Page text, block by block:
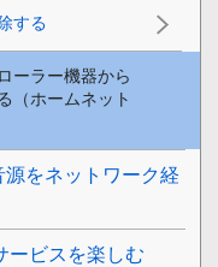
する
ーラー機器から
（ホームネット
をネットワーク経
ービスを楽しむ